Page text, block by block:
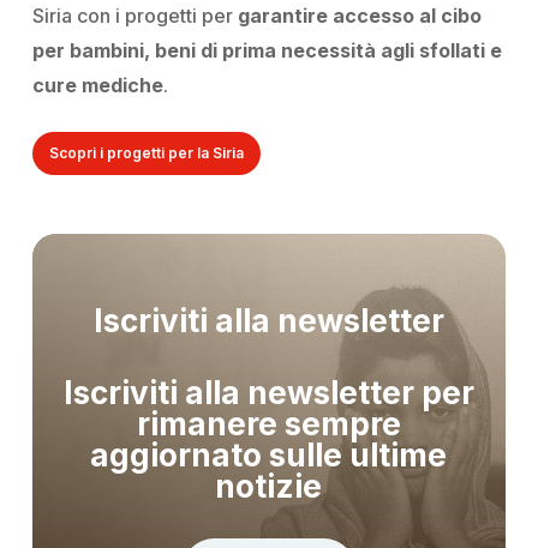
Siria con i progetti per garantire accesso al cibo
per bambini, beni di prima necessità agli sfollati e
cure mediche.
Scopri i progetti per la Siria
Iscriviti alla newsletter
Iscriviti alla newsletter per
rimanere sempre
aggiornato sulle ultime
notizie